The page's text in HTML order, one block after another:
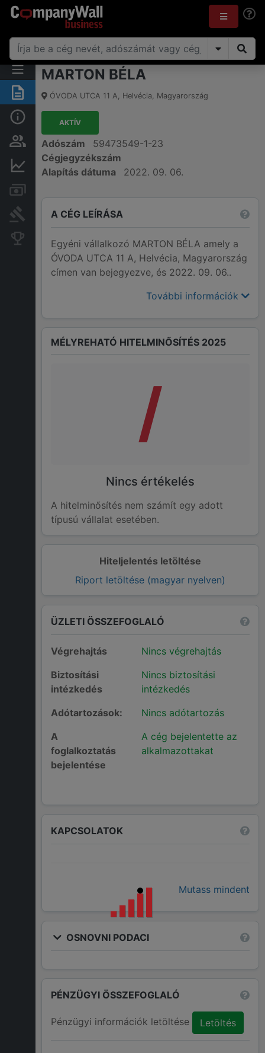
Összegzés
Alap információk
Személyek és tulajdonjog
Pénzügyi információk
Bírósági eljárások
Konkurens cégek
MARTON BÉLA
ÓVODA UTCA 11 A, Helvécia, Magyarország
AKTÍV
Adószám
59473549-1-23
Cégjegyzékszám
Alapítás dátuma
2022. 09. 06.
A CÉG LEÍRÁSA
Egyéni vállalkozó MARTON BÉLA amely a
ÓVODA UTCA 11 A, Helvécia, Magyarország
címen van bejegyezve, és 2022. 09. 06..
További információk
Hiteljelentés letöltése
Riport letöltése (magyar nyelven)
MÉLYREHATÓ HITELMINŐSÍTÉS 2025
/
Nincs értékelés
A hitelminősítés nem számít egy adott
típusú vállalat esetében.
ÜZLETI ÖSSZEFOGLALÓ
Végrehajtás
Nincs végrehajtás
Biztosítási
intézkedés
Nincs biztosítási
intézkedés
Adótartozások:
Nincs adótartozás
A
foglalkoztatás
bejelentése
A cég bejelentette az
alkalmazottakat
KAPCSOLATOK
Mutass mindent
OSNOVNI PODACI
PÉNZÜGYI ÖSSZEFOGLALÓ
Pénzügyi információk letöltése Letöltés